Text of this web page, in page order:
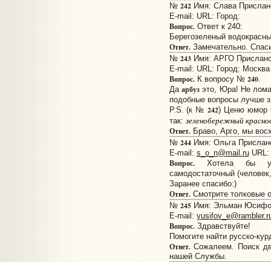
№ 242Имя: Слава
E-mail: URL: Город:
Вопрос.Ответ к 240:
Берегозеленый
Ответ.Замечательно.
№ 243Имя: АРГО
E-mail: URL: Город: Москва
Вопрос.К вопросу № 240.
Да арбузэто, Юра! Не
подобные вопросы лучше
P.S. (к №242) Ценю юмор
так: зеленобережный
Ответ.Браво, Арго, мы
№ 244Имя: Ольга
E-mail: s_o_n@mail.ruURL:
Вопрос.Хотела бы
самодостаточный
Заранее спасибо:)
Ответ.Смотрите толковые
№ 245Имя: Эльман
E-mail:
Вопрос.Здравствуйте!
Помогите найти русско-
Ответ.Сожалеем. Поиск
нашей Службы.